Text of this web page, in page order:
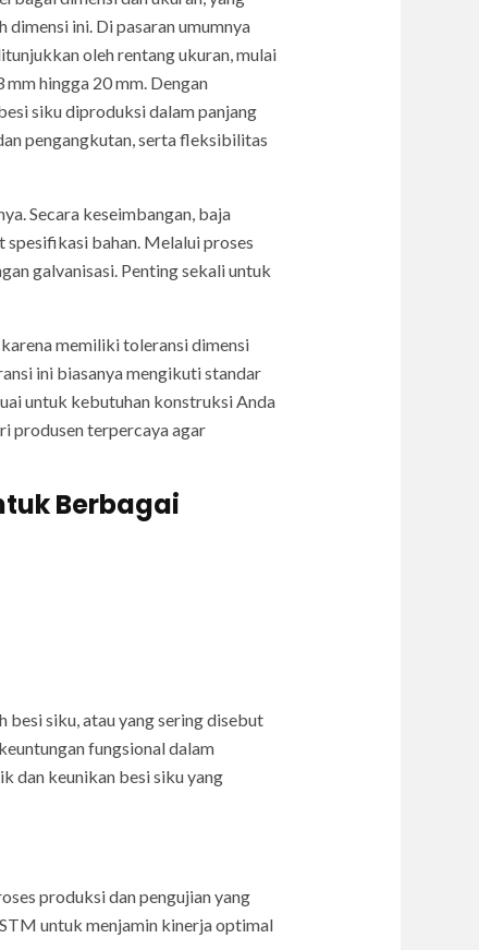
ini. Di pasaran umumnya
oleh rentang ukuran, mulai
hingga 20 mm. Dengan
siku diproduksi dalam panjang
pengangkutan, serta fleksibilitas
Secara keseimbangan, baja
bahan. Melalui proses
galvanisasi. Penting sekali untuk
memiliki toleransi dimensi
ini biasanya mengikuti standar
untuk kebutuhan konstruksi Anda
produsen terpercaya agar
Berbagai
siku, atau yang sering disebut
fungsional dalam
dan keunikan besi siku yang
produksi dan pengujian yang
untuk menjamin kinerja optimal